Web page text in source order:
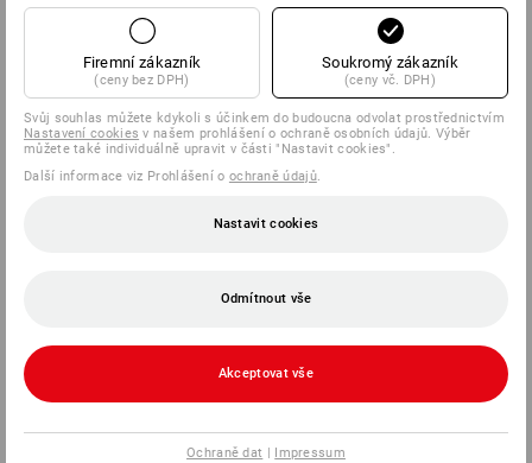
Firemní zákazník
(ceny bez DPH)
Soukromý zákazník
(ceny vč. DPH)
Svůj souhlas můžete kdykoli s účinkem do budoucna odvolat prostřednictvím
Nastavení cookies v našem prohlášení o ochraně osobních údajů. Výběr
můžete také individuálně upravit v části "Nastavit cookies".
Další informace viz Prohlášení o ochraně údajů.
Nastavit cookies
Odmítnout vše
Akceptovat vše
Ochraně dat | Impressum